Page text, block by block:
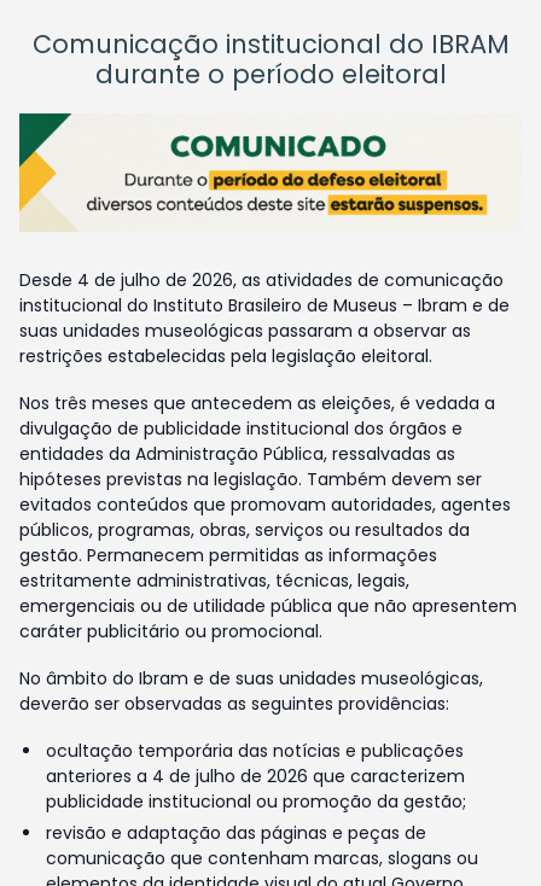
Comunicação institucional do IBRAM
durante o período eleitoral
Desde 4 de julho de 2026, as atividades de comunicação
institucional do Instituto Brasileiro de Museus – Ibram e de
suas unidades museológicas passaram a observar as
restrições estabelecidas pela legislação eleitoral.
Nos três meses que antecedem as eleições, é vedada a
divulgação de publicidade institucional dos órgãos e
entidades da Administração Pública, ressalvadas as
hipóteses previstas na legislação. Também devem ser
evitados conteúdos que promovam autoridades, agentes
públicos, programas, obras, serviços ou resultados da
gestão. Permanecem permitidas as informações
estritamente administrativas, técnicas, legais,
emergenciais ou de utilidade pública que não apresentem
caráter publicitário ou promocional.
No âmbito do Ibram e de suas unidades museológicas,
deverão ser observadas as seguintes providências:
ocultação temporária das notícias e publicações
anteriores a 4 de julho de 2026 que caracterizem
publicidade institucional ou promoção da gestão;
revisão e adaptação das páginas e peças de
comunicação que contenham marcas, slogans ou